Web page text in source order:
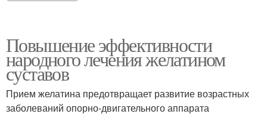
Повышение эффективности
народного лечения желатином
суставов
Прием желатина предотвращает развитие возрастных
заболеваний опорно-двигательного аппарата